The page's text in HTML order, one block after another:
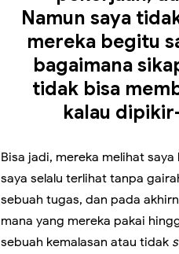
Namun saya
mereka begitu
bagaimana
tidak bisa
kalau
Bisa jadi, mereka melihat
saya selalu terlihat tanpa
sebuah tugas, dan pada
mana yang mereka pakai
sebuah kemalasan atau tidak